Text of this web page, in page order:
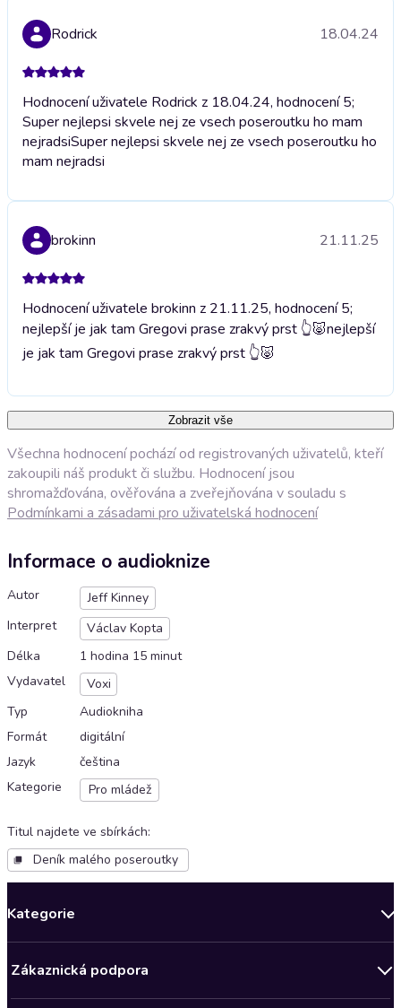
Rodrick 18.04.24
Hodnocení uživatele Rodrick z 18.04.24, hodnocení 5;
Super nejlepsi skvele nej ze vsech poseroutku ho mam
nejradsiSuper nejlepsi skvele nej ze vsech poseroutku ho
mam nejradsi
brokinn 21.11.25
Hodnocení uživatele brokinn z 21.11.25, hodnocení 5;
nejlepší je jak tam Gregovi prase zrakvý prst 👆🐷nejlepší
je jak tam Gregovi prase zrakvý prst 👆🐷
Zobrazit vše
Všechna hodnocení pochází od registrovaných uživatelů, kteří
zakoupili náš produkt či službu. Hodnocení jsou
shromažďována, ověřována a zveřejňována v souladu s
Podmínkami a zásadami pro uživatelská hodnocení
Informace o audioknize
Autor
Jeff Kinney
Interpret
Václav Kopta
Délka
1 hodina 15 minut
Vydavatel
Voxi
Typ
Audiokniha
Formát
digitální
Jazyk
čeština
Kategorie
Pro mládež
Titul najdete ve sbírkách:
Deník malého poseroutky
Kategorie
Bestsellery měsíce
Zákaznická podpora